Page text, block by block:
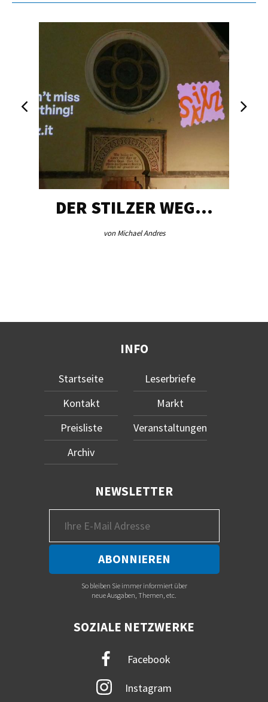
DER STILZER WEG…
von Michael Andres
INFO
Startseite
Kontakt
Preisliste
Archiv
Leserbriefe
Markt
Veranstaltungen
NEWSLETTER
So bleiben Sie immer informiert über
neue Ausgaben, Themen, etc.
SOZIALE NETZWERKE
Facebook
Instagram